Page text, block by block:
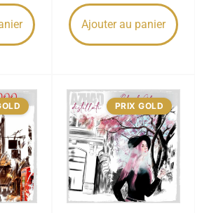
Ajouter au panier
PRIX GOLD